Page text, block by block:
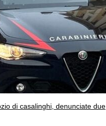
di casalinghi, denunciate due